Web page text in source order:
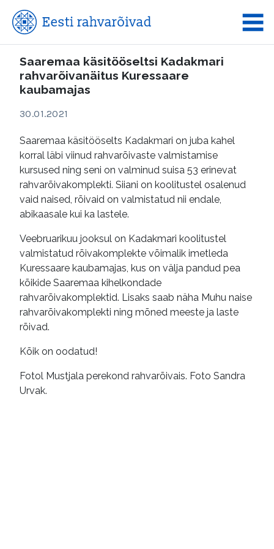
Saaremaa käsitööseltsi Kadakmari
rahvarõivanäitus Kuressaare
kaubamajas
30.01.2021
Saaremaa käsitööselts Kadakmari on juba kahel
korral läbi viinud rahvarõivaste valmistamise
kursused ning seni on valminud suisa 53 erinevat
rahvarõivakomplekti. Siiani on koolitustel osalenud
vaid naised, rõivaid on valmistatud nii endale,
abikaasale kui ka lastele.
Veebruarikuu jooksul on Kadakmari koolitustel
valmistatud rõivakomplekte võimalik imetleda
Kuressaare kaubamajas, kus on välja pandud pea
kõikide Saaremaa kihelkondade
rahvarõivakomplektid. Lisaks saab näha Muhu naise
rahvarõivakomplekti ning mõned meeste ja laste
rõivad.
Kõik on oodatud!
Fotol Mustjala perekond rahvarõivais. Foto Sandra
Urvak.